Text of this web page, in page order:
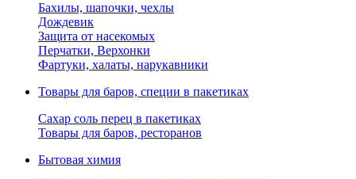
Бахилы, шапочки, чехлы
Дождевик
Защита от насекомых
Перчатки, Верхонки
Фартуки, халаты, нарукавники
Товары для баров, специи в пакетиках
Сахар соль перец в пакетиках
Товары для баров, ресторанов
Бытовая химия